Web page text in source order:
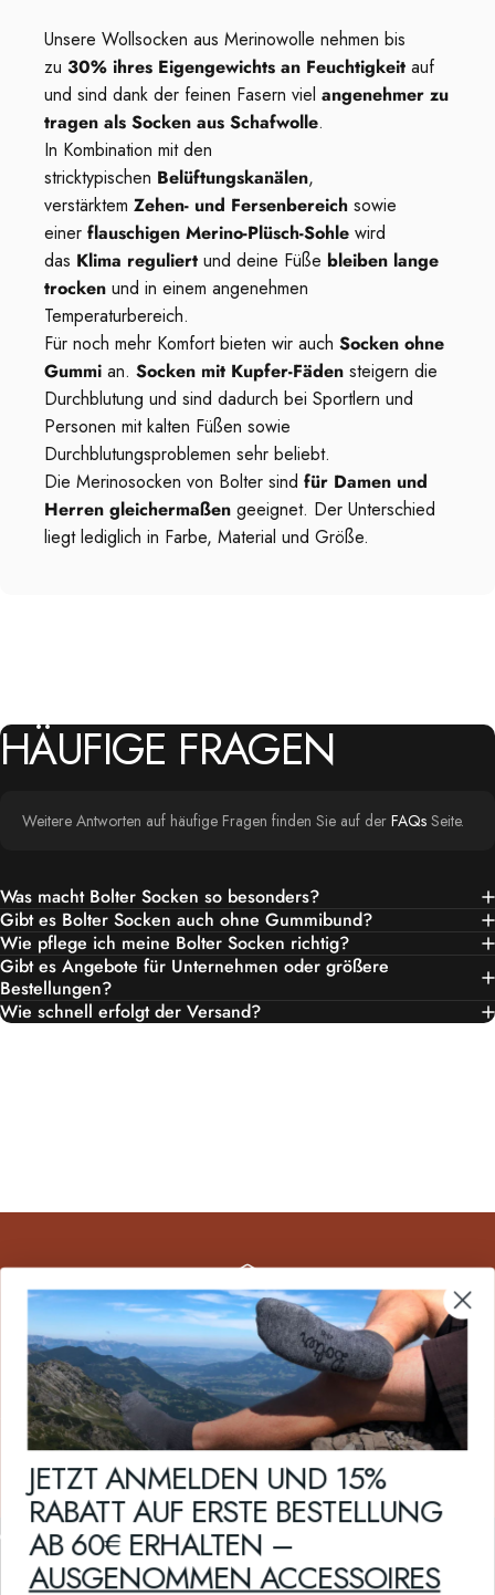
Unsere Wollsocken aus Merinowolle nehmen bis
zu 30% ihres Eigengewichts an Feuchtigkeit auf
und sind dank der feinen Fasern viel angenehmer zu
tragen als Socken aus Schafwolle.
In Kombination mit den
stricktypischen Belüftungskanälen,
verstärktem Zehen- und Fersenbereich sowie
einer flauschigen Merino-Plüsch-Sohle wird
das Klima reguliert und deine Füße bleiben lange
trocken und in einem angenehmen
Temperaturbereich.
Für noch mehr Komfort bieten wir auch Socken ohne
Gummi an. Socken mit Kupfer-Fäden steigern die
Durchblutung und sind dadurch bei Sportlern und
Personen mit kalten Füßen sowie
Durchblutungsproblemen sehr beliebt.
Die Merinosocken von Bolter sind für Damen und
Herren gleichermaßen geeignet. Der Unterschied
liegt lediglich in Farbe, Material und Größe.
HÄUFIGE FRAGEN
Weitere Antworten auf häufige Fragen finden Sie auf der FAQs Seite.
Was macht Bolter Socken so besonders?
Gibt es Bolter Socken auch ohne Gummibund?
Wie pflege ich meine Bolter Socken richtig?
Gibt es Angebote für Unternehmen oder größere
Bestellungen?
Wie schnell erfolgt der Versand?
KOSTENLOSER VERSAND
Bei Lieferungen nach Öster­reich & Deutsch­land ab € 49,- Bestell­wert. Für Eu­
ropa & Schweiz ab € 70,- Bestellwert versand­kosten­frei.
Bolter Sockenmanufaktur
JETZT ANMELDEN UND 15%
RABATT AUF ERSTE BESTELLUNG
AB 60€ ERHALTEN –
AUSGENOMMEN ACCESSOIRES